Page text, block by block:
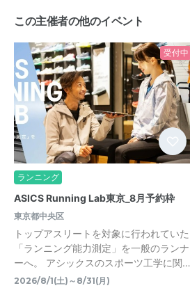
この主催者の他のイベント
受付中
ランニング
ASICS Running Lab東京_8月予約枠
東京都中央区
トップアスリートを対象に行われていた
「ランニング能力測定」を一般のランナ
ーへ。 アシックスのスポーツ工学に関…
2026/8/1(土)～8/31(月)